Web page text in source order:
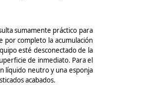
sumamente práctico para
por completo la acumulación
esté desconectado de la
de inmediato. Para el
líquido neutro y una esponja
acabados.